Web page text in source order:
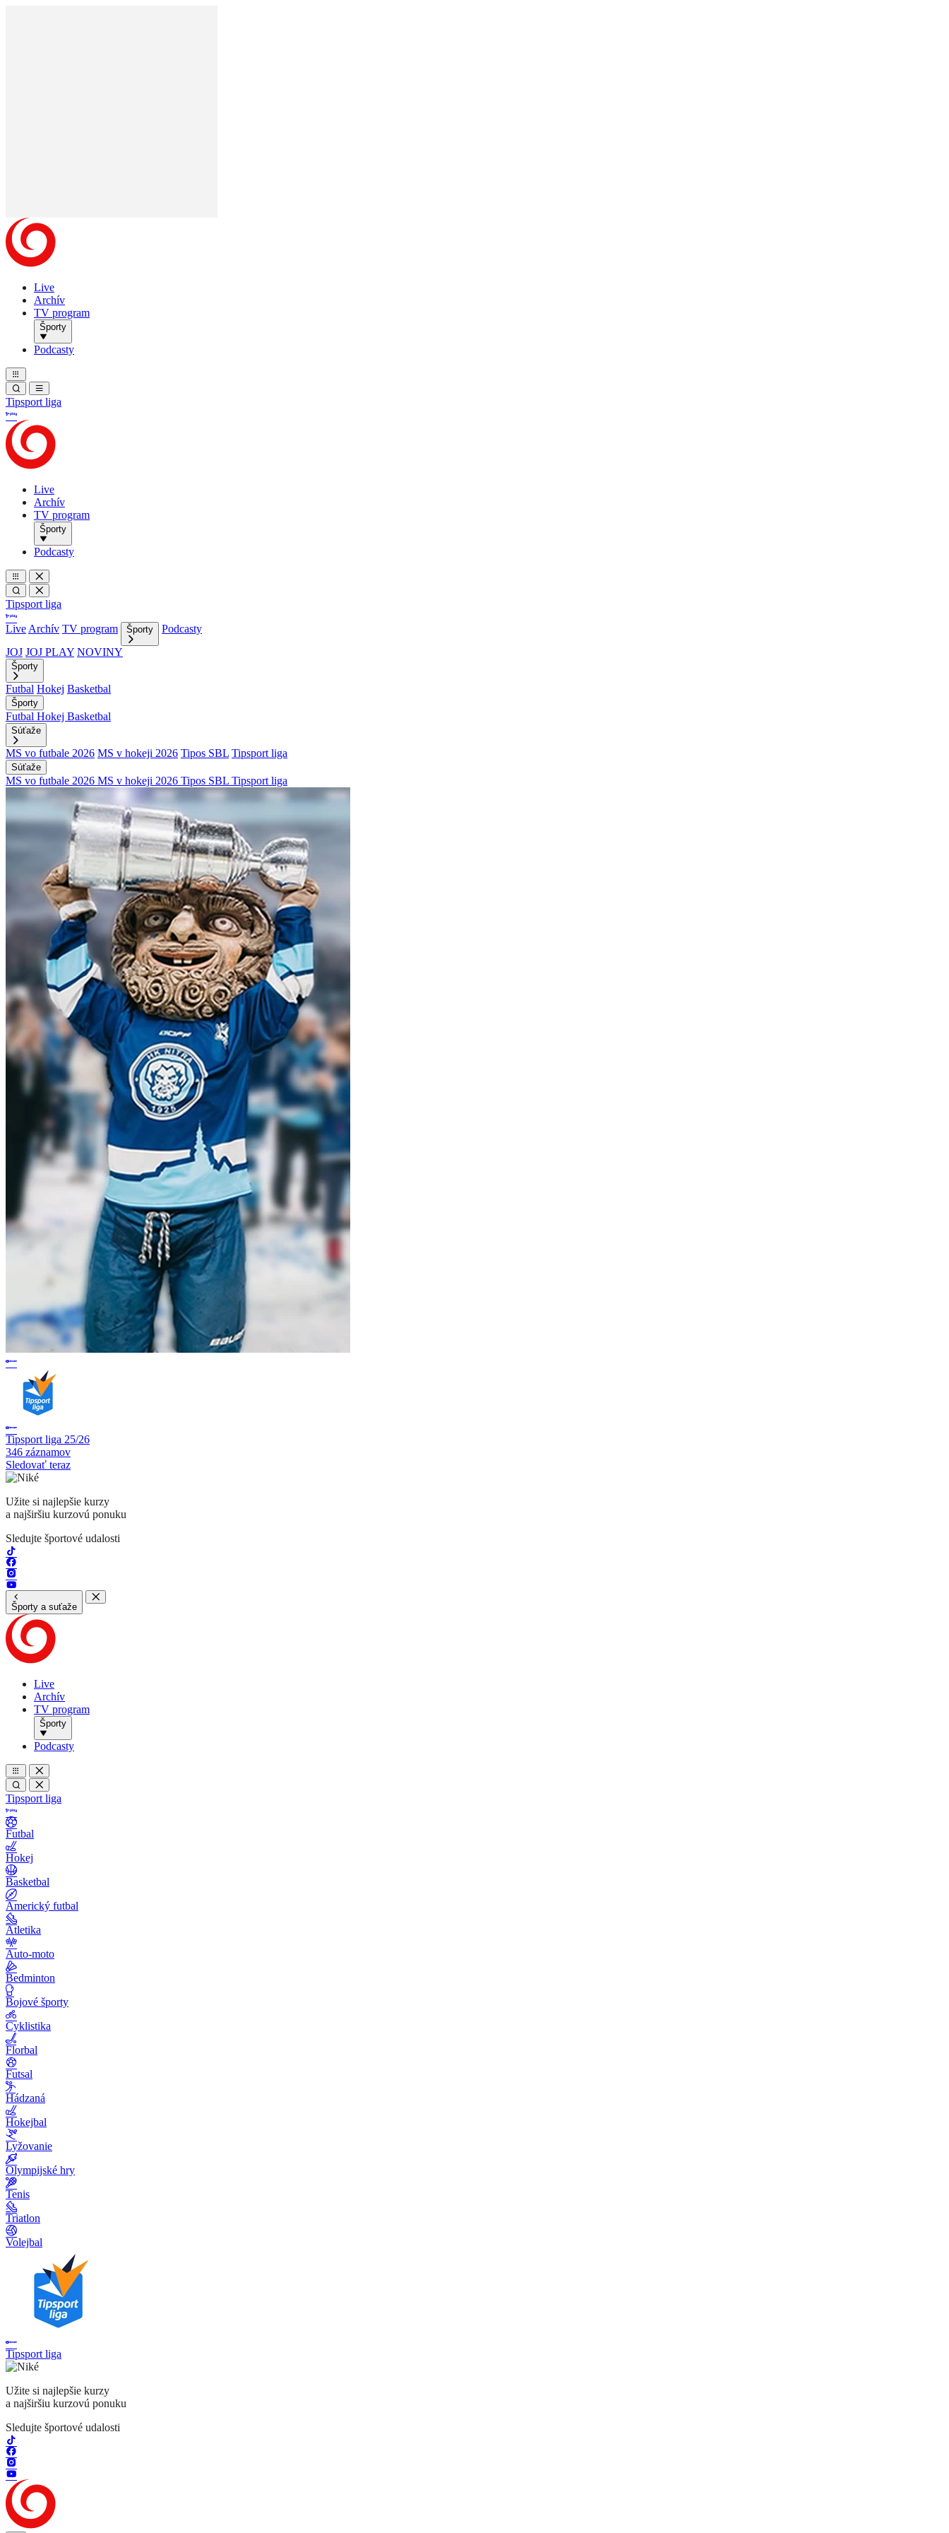
Live
Archív
TV program
Športy
Podcasty
Tipsport liga
Live
Archív
TV program
Športy
Podcasty
Tipsport liga
Live Archív TV program Športy
Podcasty
JOJ JOJ PLAY NOVINY
Športy
Futbal Hokej Basketbal
Športy
Futbal Hokej Basketbal
Súťaže
MS vo futbale 2026 MS v hokeji 2026 Tipos SBL Tipsport liga
Súťaže
MS vo futbale 2026 MS v hokeji 2026 Tipos SBL Tipsport liga
Tipsport liga 25/26
346 záznamov
Sledovať teraz
Užite si najlepšie kurzy
a najširšiu kurzovú ponuku
Sledujte športové udalosti
Športy a suťaže
Live
Archív
TV program
Športy
Podcasty
Tipsport liga
Futbal
Hokej
Basketbal
Americký futbal
Atletika
Auto-moto
Bedminton
Bojové športy
Cyklistika
Florbal
Futsal
Hádzaná
Hokejbal
Lyžovanie
Olympijské hry
Tenis
Triatlon
Volejbal
Tipsport liga
Užite si najlepšie kurzy
a najširšiu kurzovú ponuku
Sledujte športové udalosti